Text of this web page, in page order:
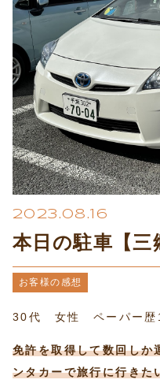
プライ
2023.08.16
本日の駐車【三
お客様の感想
30代 女性 ペーパー歴
免許を取得して数回しか
ンタカーで旅行に行きた